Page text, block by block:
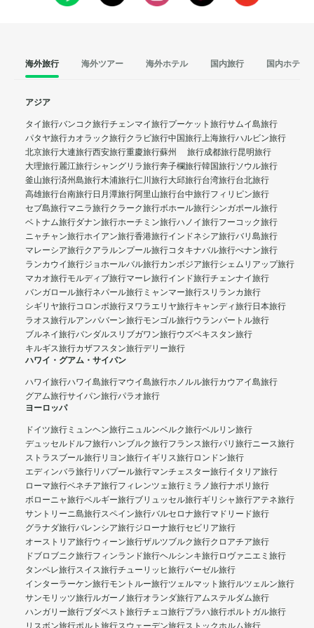
海外旅行 海外ツアー 海外ホテル 国内旅行 国内ホテル
アジア
タイ旅行バンコク旅行チェンマイ旅行プーケット旅行サムイ島旅行
パタヤ旅行カオラック旅行クラビ旅行中国旅行上海旅行ハルビン旅行
北京旅行大連旅行西安旅行重慶旅行蘇州 旅行成都旅行昆明旅行
大理旅行麗江旅行シャングリラ旅行奔子欄旅行韓国旅行ソウル旅行
釜山旅行済州島旅行木浦旅行仁川旅行大邱旅行台湾旅行台北旅行
高雄旅行台南旅行日月潭旅行阿里山旅行台中旅行フィリピン旅行
セブ島旅行マニラ旅行クラーク旅行ボホール旅行シンガポール旅行
ベトナム旅行ダナン旅行ホーチミン旅行ハノイ旅行フーコック旅行
ニャチャン旅行ホイアン旅行香港旅行インドネシア旅行バリ島旅行
マレーシア旅行クアラルンプール旅行コタキナバル旅行ぺナン旅行
ランカウイ旅行ジョホールバル旅行カンボジア旅行シェムリアップ旅行
マカオ旅行モルディブ旅行マーレ旅行インド旅行チェンナイ旅行
バンガロール旅行ネパール旅行 ミャンマー旅行スリランカ旅行
シギリヤ旅行コロンボ旅行ヌワラエリヤ旅行キャンディ旅行日本旅行
ラオス旅行ルアンパバーン旅行モンゴル旅行ウランバートル旅行
ブルネイ旅行バンダルスリブガワン旅行ウズベキスタン旅行
キルギス旅行カザフスタン旅行デリー旅行
ハワイ・グアム・サイパン
ハワイ旅行ハワイ島旅行マウイ島旅行ホノルル旅行カウアイ島旅行
グアム旅行サイパン旅行パラオ旅行
ヨーロッパ
ドイツ旅行 ミュンヘン旅行ニュルンベルク旅行ベルリン旅行
デュッセルドルフ旅行ハンブルク旅行フランス旅行パリ旅行ニース旅行
ストラスブール旅行リヨン旅行イギリス旅行ロンドン旅行
エディンバラ旅行リバプール旅行マンチェスター旅行イタリア旅行
ローマ旅行ベネチア旅行フィレンツェ旅行 ミラノ旅行ナポリ旅行
ボローニャ旅行ベルギー旅行ブリュッセル旅行ギリシャ旅行アテネ旅行
サントリーニ島旅行スペイン旅行バルセロナ旅行マドリード旅行
グラナダ旅行バレンシア旅行ジローナ旅行セビリア旅行
オーストリア旅行ウィーン旅行ザルツブルク旅行クロアチア旅行
ドブロブニク旅行フィンランド旅行ヘルシンキ旅行ロヴァニエミ旅行
タンペレ旅行スイス旅行チューリッヒ旅行バーゼル旅行
インターラーケン旅行モントルー旅行ツェルマット旅行ルツェルン旅行
サンモリッツ旅行ルガーノ旅行オランダ旅行アムステルダム旅行
ハンガリー旅行ブダペスト旅行チェコ旅行プラハ旅行ポルトガル旅行